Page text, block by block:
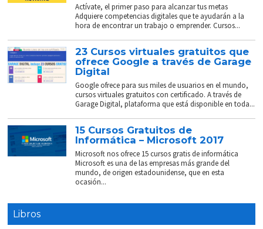
Actívate, el primer paso para alcanzar tus metas
Adquiere competencias digitales que te ayudarán a la
hora de encontrar un trabajo o emprender. Cursos...
23 Cursos virtuales gratuitos que
ofrece Google a través de Garage
Digital
Google ofrece para sus miles de usuarios en el mundo,
cursos virtuales gratuitos con certificado. A través de
Garage Digital, plataforma que está disponible en toda...
15 Cursos Gratuitos de
Informática – Microsoft 2017
Microsoft nos ofrece 15 cursos gratis de informática
Microsoft es una de las empresas más grande del
mundo, de origen estadounidense, que en esta
ocasión...
Libros